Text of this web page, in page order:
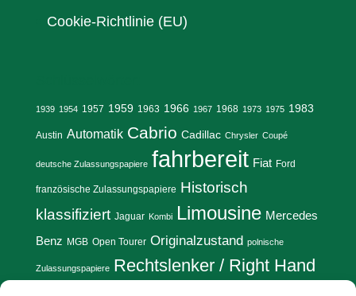
Cookie-Richtlinie (EU)
1939 1954 1957 1959 1963 1966 1967 1968 1973 1975 1983
Austin Automatik Cabrio Cadillac Chrysler Coupé
deutsche Zulassungspapiere fahrbereit Fiat Ford
französische Zulassungspapiere Historisch
klassifiziert Jaguar Kombi Limousine Mercedes
Benz MGB Open Tourer Originalzustand polnische
Zulassungspapiere Rechtslenker / Right Hand